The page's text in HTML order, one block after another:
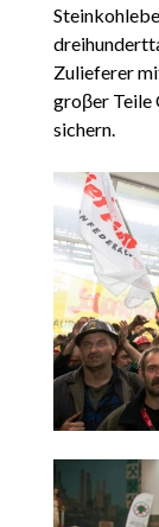
Zulieferer
groβer Teile
sichern.